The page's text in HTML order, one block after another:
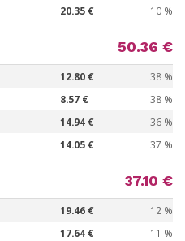
20.35 € 10 %
50.36 €
12.80 € 38 %
8.57 € 38 %
14.94 € 36 %
14.05 € 37 %
37.10 €
19.46 € 12 %
17.64 € 11 %